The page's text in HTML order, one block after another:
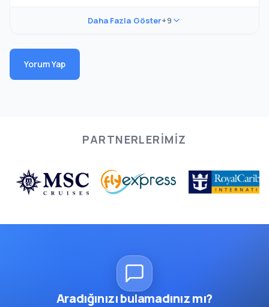
Daha Fazla Göster+9
Yorum Yap
PARTNERLERIMIZ
Aradığınızı bulamadınız mı?